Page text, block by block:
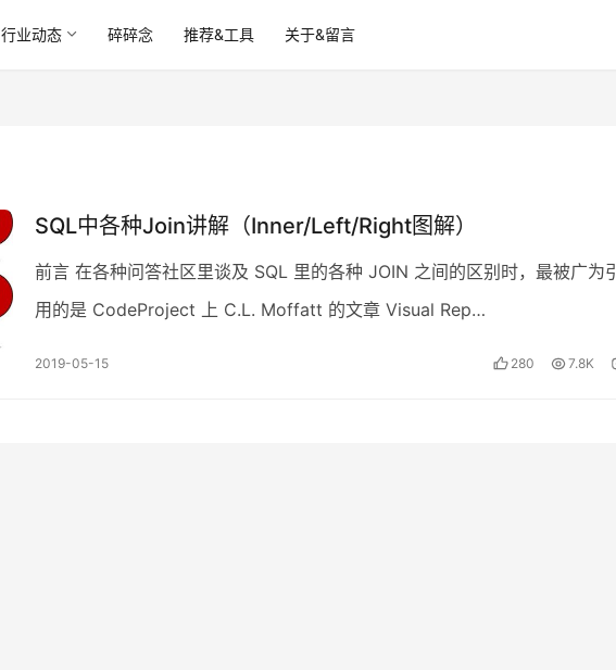
行业动态 碎碎念 推荐&工具 关于&留言
SQL中各种Join讲解（Inner/Left/Right图解）
前言 在各种问答社区里谈及 SQL 里的各种 JOIN 之间的区别时，最被广为引
用的是 CodeProject 上 C.L. Moffatt 的文章 Visual Rep…
2019-05-15 280 7.8K